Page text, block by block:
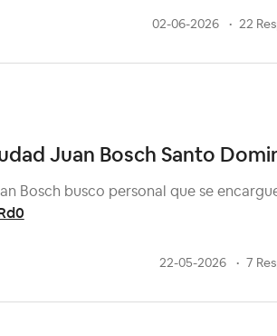
02-06-2026 22
Juan Bosch Santo
Bosch busco personal que se
22-05-2026 7